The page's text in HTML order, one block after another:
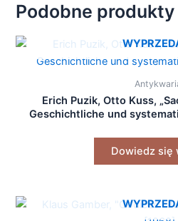
Podobne produkty
Erich Puzik, Otto Kuss,
Geschichtliche und
Dowiedz się